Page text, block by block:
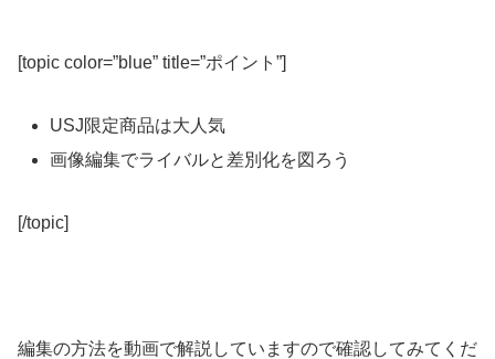
[topic color=”blue” title=”ポイント”]
USJ限定商品は大人気
画像編集でライバルと差別化を図ろう
[/topic]
編集の方法を動画で解説していますので確認してみてくだ